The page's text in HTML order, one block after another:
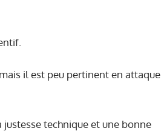
il est peu pertinent en attaque
technique et une bonne